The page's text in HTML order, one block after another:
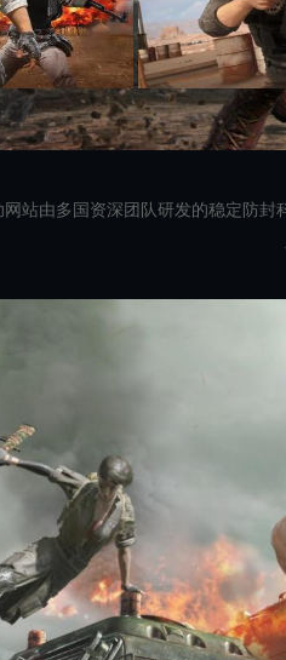
站由多国资深团队研发的稳定防